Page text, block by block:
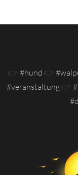
👉 #hund 👉
#veranstaltung 👉